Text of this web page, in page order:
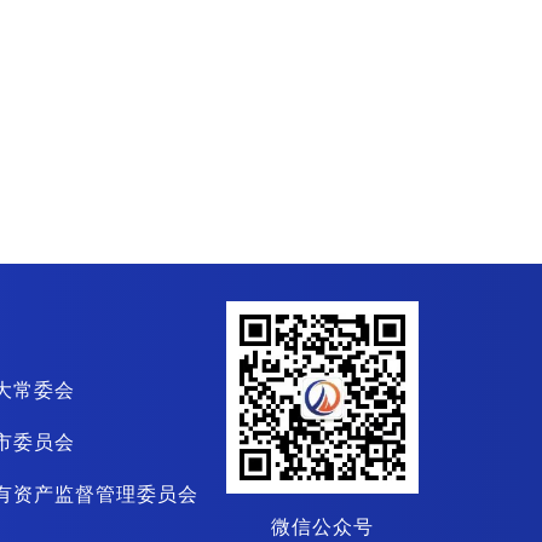
常委会
委员会
资产监督管理委员会
微信公众号